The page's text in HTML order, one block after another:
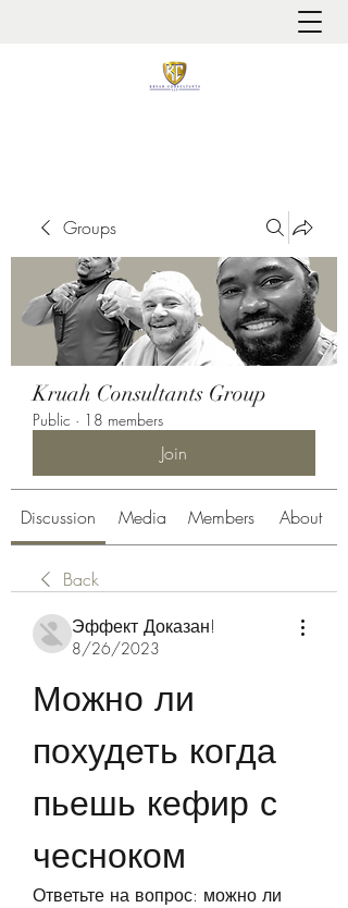
Groups
Kruah Consultants Group
Public · 18 members
Join
Discussion Media Members About
Back
Эффект Доказан!
8/26/2023
Можно ли
похудеть когда
пьешь кефир с
чесноком
Ответьте на вопрос: можно ли